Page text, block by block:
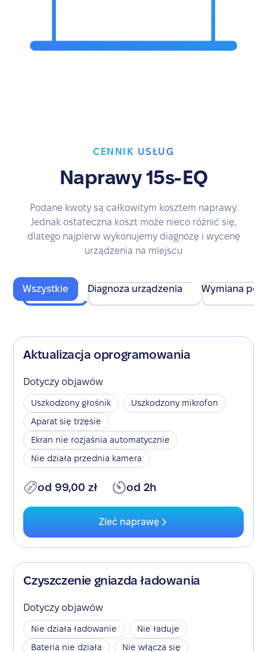
CENNIK USŁUG
Naprawy 15s-EQ
Podane kwoty są całkowitym kosztem naprawy.
Jednak ostateczna koszt może nieco różnić się,
dlatego najpierw wykonujemy diagnozę i wycenę
urządzenia na miejscu
Wszystkie Diagnoza urządzenia Wymiana
Aktualizacja oprogramowania
Dotyczy objawów
Uszkodzony głośnik
Uszkodzony mikrofon
Aparat się trzęsie
Ekran nie rozjaśnia automatycznie
Nie działa przednia kamera
od 99,00 zł od 2h
Zleć naprawę
Czyszczenie gniazda ładowania
Dotyczy objawów
Nie działa ładowanie
Nie ładuje
Bateria nie działa
Nie włącza się